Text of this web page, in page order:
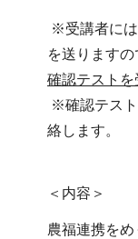
※受講者に
を送りますの
確認テストを
※確認テス
絡します。
＜内容＞
農福連携をめ